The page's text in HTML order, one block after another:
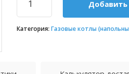
Добавить
Категория: Газовые котлы